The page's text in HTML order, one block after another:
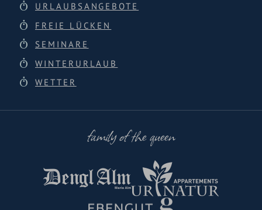
URLAUBSANGEBOTE
FREIE LÜCKEN
SEMINARE
WINTERURLAUB
WETTER
family of the queen